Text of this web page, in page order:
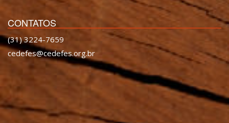
CONTATOS
(31) 3224-7659
cedefes@cedefes.org.br